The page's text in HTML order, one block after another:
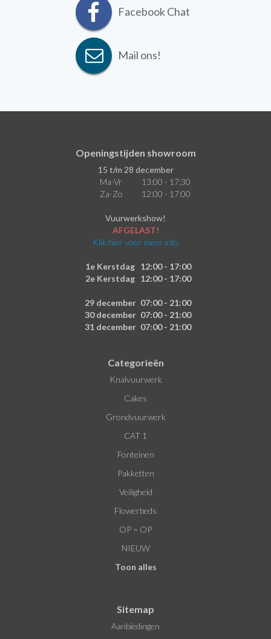
Facebook Chat
Mail ons!
Openingstijden showroom
15 t/m 28 december
Ma-Vr
13:00 - 17:30
Za-Zo
12:00 - 17:00
Vuurwerkshow!
AFGELAST!
Klik hier voor meer info
1e Kerstdag 12:00 - 17:00
2e Kerstdag 12:00 - 17:00
29 december 07:00 - 21:00
30 december 07:00 - 21:00
31 december 07:00 - 21:00
Categorieën
Knalvuurwerk
Cakes
Grondvuurwerk
CAT 1
Fonteinen
Pakketten
Veiligheid
Flowerbeds
OP = OP
NIEUW
Toon alles
Sitemap
Aanbiedingen